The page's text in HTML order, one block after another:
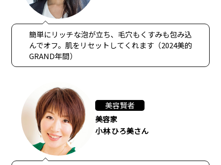
簡単にリッチな泡が立ち、毛穴もくすみも包み込
んでオフ。肌をリセットしてくれます（2024美的
GRAND年間）
美容賢者
美容家
小林 ひろ美さん